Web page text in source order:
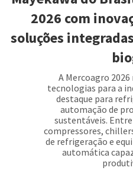
2026 com
soluções
A Mercoagro
tecnologias para a
destaque para
automação de
sustentáveis.
compressores,
de refrigeração e
automática